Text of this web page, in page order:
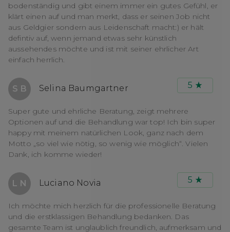
bodenständig und gibt einem immer ein gutes Gefühl, er
klärt einen auf und man merkt, dass er seinen Job nicht
aus Geldgier sondern aus Leidenschaft macht:) er hält
defintiv auf, wenn jemand etwas sehr künstlich
aussehendes möchte und ist mit seiner ehrlicher Art
einfach herrlich.
S B Selina Baumgartner 5
Super gute und ehrliche Beratung, zeigt mehrere
Optionen auf und die Behandlung war top! Ich bin super
happy mit meinem natürlichen Look, ganz nach dem
Motto „so viel wie nötig, so wenig wie möglich“. Vielen
Dank, ich komme wieder!
L N Luciano Novia 5
Ich möchte mich herzlich für die professionelle Beratung
und die erstklassigen Behandlung bedanken. Das
gesamte Team ist unglaublich freundlich, aufmerksam und